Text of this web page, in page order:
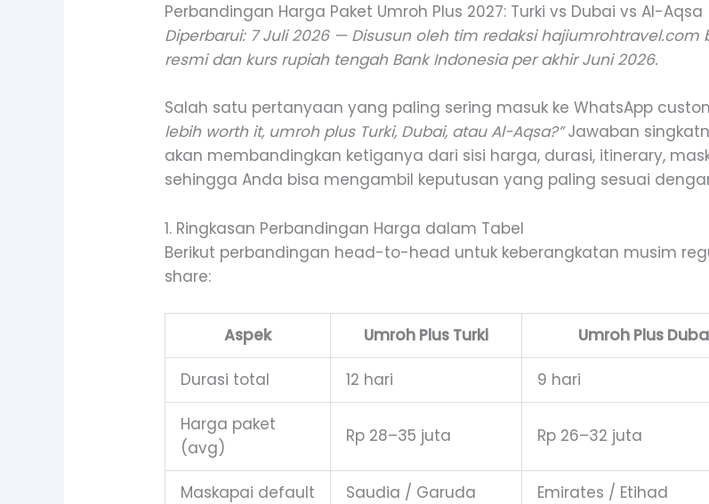
Perbandingan Harga Paket Umroh Plus 2027: Turki vs Dubai vs Al-Aqsa
Diperbarui: 7 Juli 2026 — Disusun oleh tim redaksi hajiumrohtravel.com
resmi dan kurs rupiah tengah Bank Indonesia per akhir Juni 2026.
Salah satu pertanyaan yang paling sering masuk ke WhatsApp
lebih worth it, umroh plus Turki, Dubai, atau Al-Aqsa?”Jawaban
akan membandingkan ketiganya dari sisi harga, durasi, itinerary,
sehingga Anda bisa mengambil keputusan yang paling sesuai
1. Ringkasan Perbandingan Harga dalam Tabel
Berikut perbandingan head-to-head untuk keberangkatan musim
share:
Aspek Umroh Plus Turki Umroh Plus
Durasi total 12 hari 9 hari
Harga paket
(avg)
Rp 28–35 juta Rp 26–32 juta
Maskapai default Saudia / Garuda Emirates / Etihad